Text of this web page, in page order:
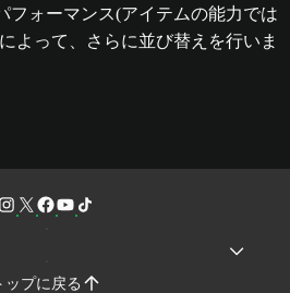
フォーマンス(アイテムの能力では
よって、さらに並び替えを行いま
ップに戻る